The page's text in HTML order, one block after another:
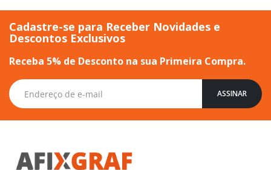
Cadastre-se para Receber Novidades e
Descontos Exclusivos
Receba 5% de Desconto na sua Primeira Compra.
Inscreva-
se
na
ASSINAR